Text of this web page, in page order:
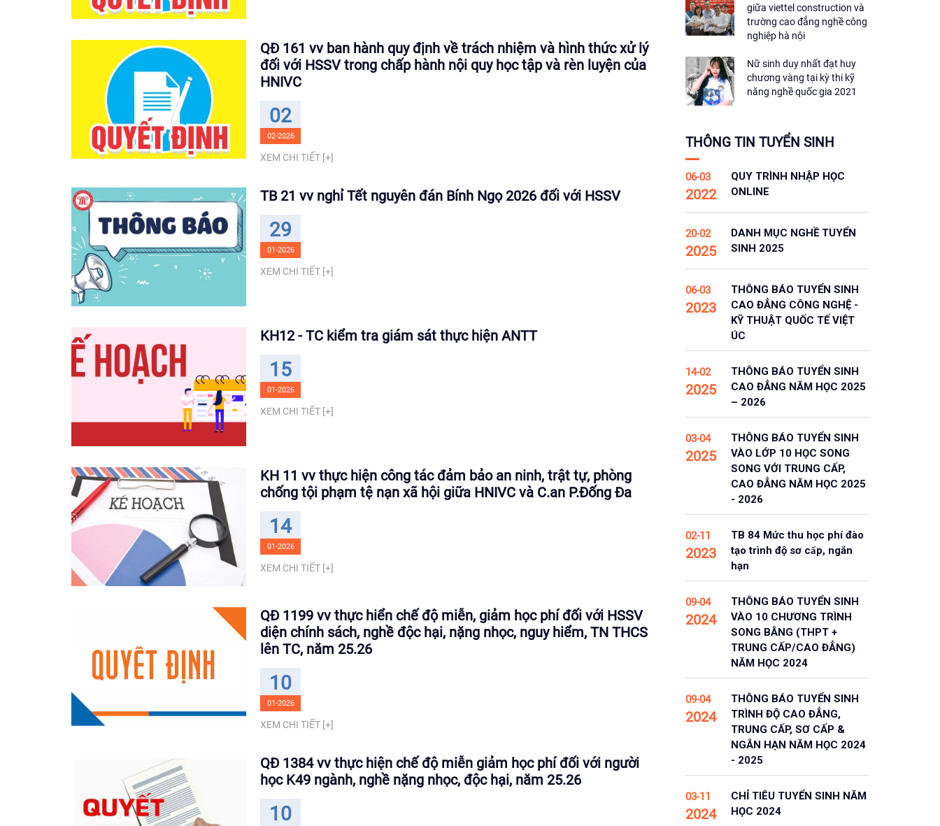
QĐ 161 vv ban hành quy định về trách nhiệm và hình thức xử lý
đối với HSSV trong chấp hành nội quy học tập và rèn luyện của
HNIVC
02
02-2026
XEM CHI TIẾT [+]
TB 21 vv nghỉ Tết nguyên đán Bính Ngọ 2026 đối với HSSV
29
01-2026
XEM CHI TIẾT [+]
KH12 - TC kiểm tra giám sát thực hiện ANTT
15
01-2026
XEM CHI TIẾT [+]
KH 11 vv thực hiện công tác đảm bảo an ninh, trật tự, phòng
chống tội phạm tệ nạn xã hội giữa HNIVC và C.an P.Đống Đa
14
01-2026
XEM CHI TIẾT [+]
QĐ 1199 vv thực hiển chế độ miễn, giảm học phí đối với HSSV
diện chính sách, nghề độc hại, nặng nhọc, nguy hiểm, TN THCS
lên TC, năm 25.26
10
01-2026
XEM CHI TIẾT [+]
QĐ 1384 vv thực hiện chế độ miễn giảm học phí đối với người
học K49 ngành, nghề nặng nhọc, độc hại, năm 25.26
10
giữa viettel construction và
trường cao đẳng nghề công
nghiệp hà nội
Nữ sinh duy nhất đạt huy
chương vàng tại kỳ thi kỹ
năng nghề quốc gia 2021
THÔNG TIN TUYỂN SINH
06-03
2022
QUY TRÌNH NHẬP HỌC
ONLINE
20-02
2025
DANH MỤC NGHỀ TUYỂN
SINH 2025
06-03
2023
THÔNG BÁO TUYỂN SINH
CAO ĐẲNG CÔNG NGHỆ -
KỸ THUẬT QUỐC TẾ VIỆT
ÚC
14-02
2025
THÔNG BÁO TUYỂN SINH
CAO ĐẲNG NĂM HỌC 2025
– 2026
03-04
2025
THÔNG BÁO TUYỂN SINH
VÀO LỚP 10 HỌC SONG
SONG VỚI TRUNG CẤP,
CAO ĐẲNG NĂM HỌC 2025
- 2026
02-11
2023
TB 84 Mức thu học phí đào
tạo trình độ sơ cấp, ngắn
hạn
09-04
2024
THÔNG BÁO TUYỂN SINH
VÀO 10 CHƯƠNG TRÌNH
SONG BẰNG (THPT +
TRUNG CẤP/CAO ĐẲNG)
NĂM HỌC 2024
09-04
2024
THÔNG BÁO TUYỂN SINH
TRÌNH ĐỘ CAO ĐẲNG,
TRUNG CẤP, SƠ CẤP &
NGẮN HẠN NĂM HỌC 2024
- 2025
03-11
2024
CHỈ TIÊU TUYỂN SINH NĂM
HỌC 2024